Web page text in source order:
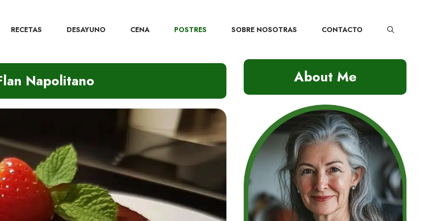
RECETAS DESAYUNO CENA POSTRES SOBRE NOSOTRAS CONTACTO
Napolitano About Me